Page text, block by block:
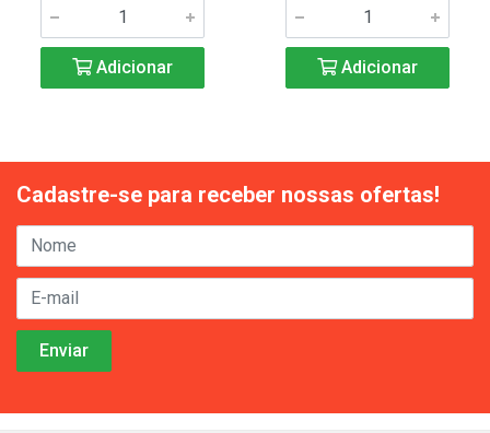
Adicionar Adicionar
Cadastre-se para receber nossas ofertas!